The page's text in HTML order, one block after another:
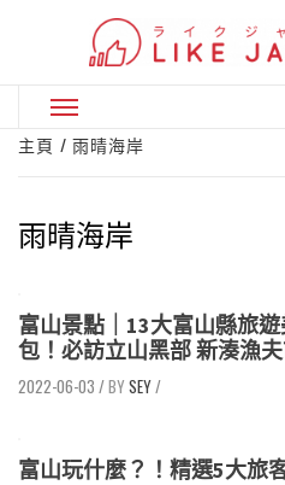
Primary
Menu
主頁 雨晴海岸
雨晴海岸
富山景點｜13大富山縣旅
包！必訪立山黑部 新湊漁
2022-06-03 / SEY/
富山玩什麼？！精選5大旅